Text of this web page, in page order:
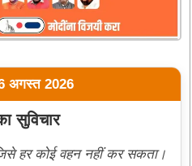
अगस्त 2026
सुविचार
हर कोई वहन नहीं कर सकता।